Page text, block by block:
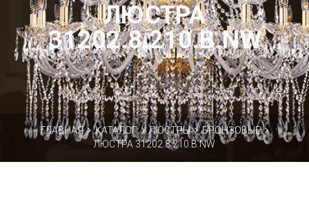
ЛЮСТРА
31202.8.210.B.NW
ГЛАВНАЯ КАТАЛОГ ЛЮСТРЫ
БРОНЗОВЫЕ
ЛЮСТРА 31202.8.210.B.NW